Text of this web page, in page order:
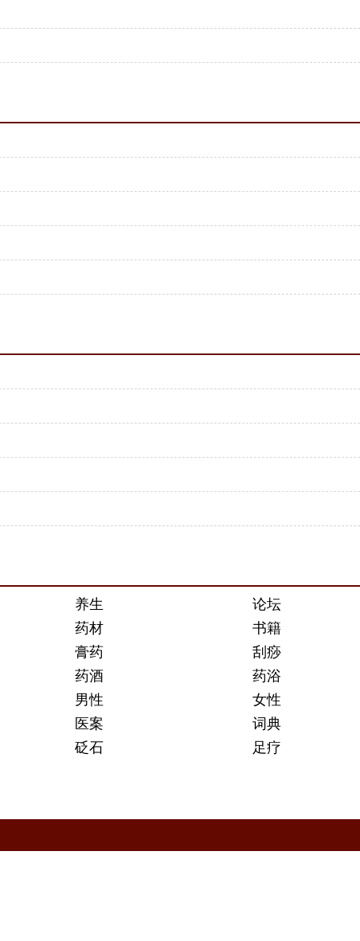
养生
论坛
药材
书籍
膏药
刮痧
药酒
药浴
男性
女性
医案
词典
砭石 足疗